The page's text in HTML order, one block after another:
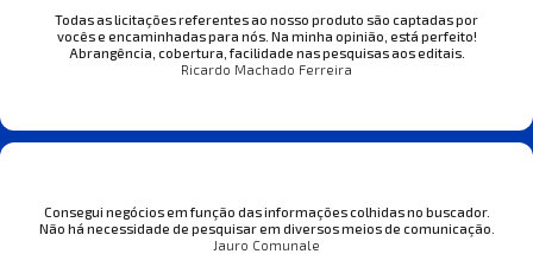
Todas as licitações referentes ao nosso produto são captadas por
vocês e encaminhadas para nós. Na minha opinião, está perfeito!
Abrangência, cobertura, facilidade nas pesquisas aos editais.
Ricardo Machado Ferreira
Consegui negócios em função das informações colhidas no buscador.
Não há necessidade de pesquisar em diversos meios de comunicação.
Jauro Comunale